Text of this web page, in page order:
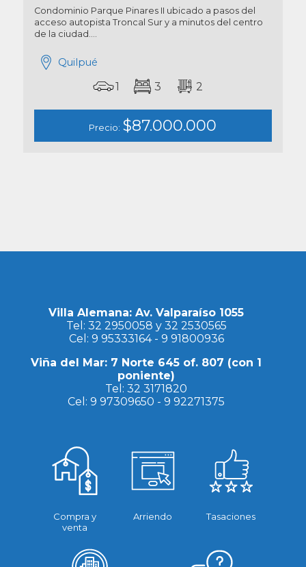
Condominio Parque Pinares II ubicado a pasos del
acceso autopista Troncal Sur y a minutos del centro
de la ciudad....
Quilpué
1 3 2
Precio: $87.000.000
Villa Alemana: Av. Valparaíso 1055
Tel: 32 2950058 y 32 2530565
Cel: 9 95333164- 9 91800936
Viña del Mar: 7 Norte 645 of. 807 (con 1
poniente)
Tel:32 3171820
Cel:9 97309650 -9 92271375
Compra y
venta
Arriendo Tasaciones